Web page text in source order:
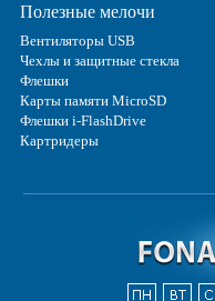
Полезные мелочи
Вентиляторы USB
Чехлы и защитные стекла
Флешки
Карты памяти MicroSD
Флешки i-FlashDrive
Картридеры